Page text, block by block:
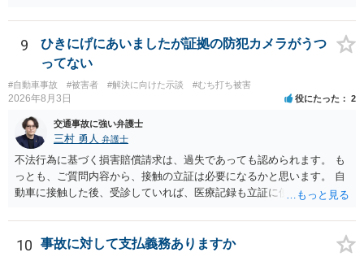
9
ひきにげにあいましたが証拠の防犯カメラがうつ
ってない
#自動車事故 #被害者 #解決に向けた示談 #むち打ち被害
2026年8月3日 役にたった 2
交通事故に強い弁護士
三村 勇人 弁護士
不法行為に基づく損害賠償請求は、過失であっても認められます。 も
っとも、ご質問内容から、接触の立証は必要になるかと思います。 自
動車に接触した後、受診していれば、医療記録も立証に使えるかと思
士にご相談ください。
10 事故に対して支払義務ありますか